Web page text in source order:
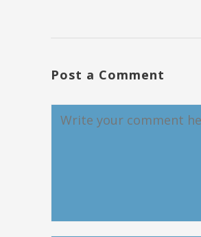
Post a Comment